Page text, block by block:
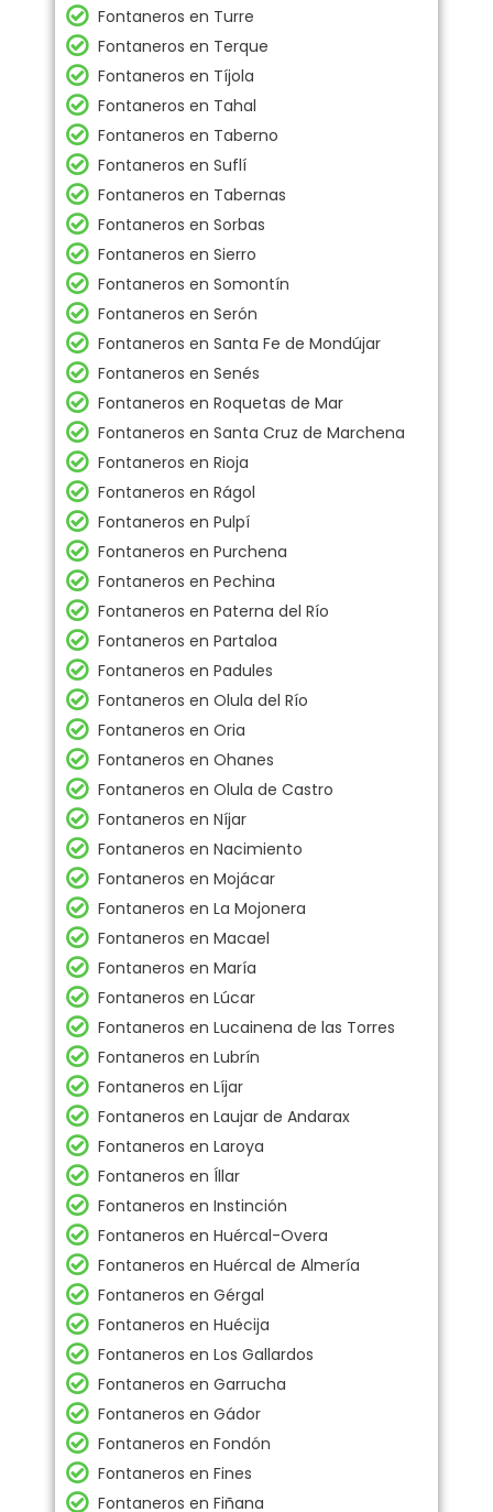
Fontaneros en Turre
Fontaneros en Terque
Fontaneros en Tíjola
Fontaneros en Tahal
Fontaneros en Taberno
Fontaneros en Suflí
Fontaneros en Tabernas
Fontaneros en Sorbas
Fontaneros en Sierro
Fontaneros en Somontín
Fontaneros en Serón
Fontaneros en Santa Fe de Mondújar
Fontaneros en Senés
Fontaneros en Roquetas de Mar
Fontaneros en Santa Cruz de Marchena
Fontaneros en Rioja
Fontaneros en Rágol
Fontaneros en Pulpí
Fontaneros en Purchena
Fontaneros en Pechina
Fontaneros en Paterna del Río
Fontaneros en Partaloa
Fontaneros en Padules
Fontaneros en Olula del Río
Fontaneros en Oria
Fontaneros en Ohanes
Fontaneros en Olula de Castro
Fontaneros en Níjar
Fontaneros en Nacimiento
Fontaneros en Mojácar
Fontaneros en La Mojonera
Fontaneros en Macael
Fontaneros en María
Fontaneros en Lúcar
Fontaneros en Lucainena de las Torres
Fontaneros en Lubrín
Fontaneros en Líjar
Fontaneros en Laujar de Andarax
Fontaneros en Laroya
Fontaneros en Íllar
Fontaneros en Instinción
Fontaneros en Huércal-Overa
Fontaneros en Huércal de Almería
Fontaneros en Gérgal
Fontaneros en Huécija
Fontaneros en Los Gallardos
Fontaneros en Garrucha
Fontaneros en Gádor
Fontaneros en Fondón
Fontaneros en Fines
Fontaneros en Fiñana